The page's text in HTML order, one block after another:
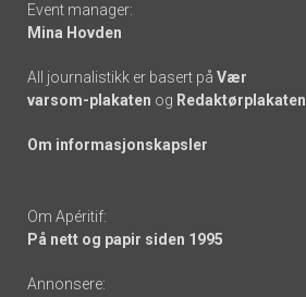
Event manager:
Mina Hovden
All journalistikk er basert på Vær
varsom-plakaten og Redaktørplakaten
Om informasjonskapsler
Om Apéritif:
På nett og papir siden 1995
Annonsere: